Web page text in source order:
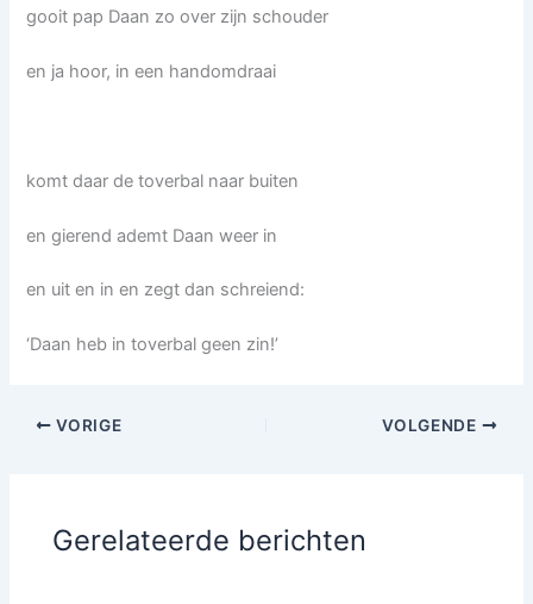
gooit pap Daan zo over zijn schouder
en ja hoor, in een handomdraai
komt daar de toverbal naar buiten
en gierend ademt Daan weer in
en uit en in en zegt dan schreiend:
‘Daan heb in toverbal geen zin!’
VORIGE VOLGENDE
Gerelateerde berichten